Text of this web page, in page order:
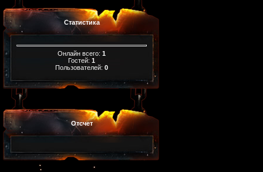
Статистика
Онлайн всего: 1
Гостей: 1
Пользователей: 0
Отсчет